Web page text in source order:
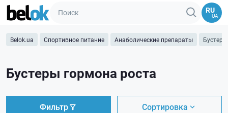
RU
UA
Belok.ua Спортивное питание Анаболические препараты
Бустеры гормона роста
Фильтр Сортировка